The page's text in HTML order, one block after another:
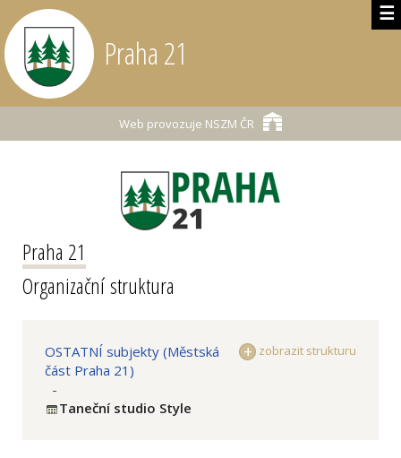
☰
Praha 21
Web provozuje NSZM ČR
Praha 21
Organizační struktura
zobrazit strukturu
OSTATNÍ subjekty (Městská
část Praha 21)
-
Taneční studio Style